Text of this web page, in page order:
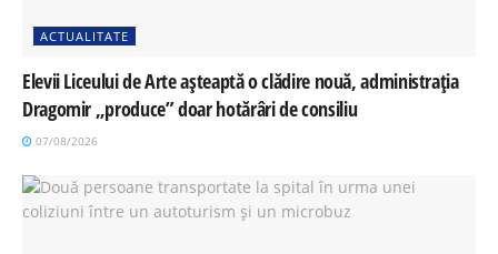
ACTUALITATE
Elevii Liceului de Arte așteaptă o clădire nouă, administrația
Dragomir „produce” doar hotărâri de consiliu
07/08/2026